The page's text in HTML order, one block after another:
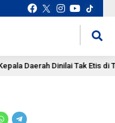
Daerah Dinilai Tak Etis di